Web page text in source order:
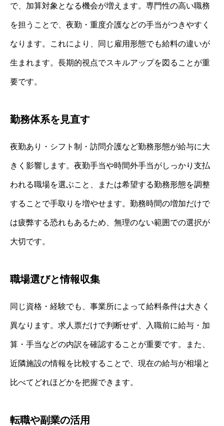
で、加算対象となる機会が増えます。専門性の高い職務
を担うことで、夜勤・重度介護などの手当がつきやすく
なります。これにより、同じ雇用形態でも給料の違いが
生まれます。長期的視点でスキルアップを図ることが重
要です。
勤務体系を見直す
夜勤あり・シフト制・訪問介護など勤務形態が給与に大
きく影響します。夜勤手当や時間外手当がしっかり支払
われる職場を選ぶこと、または希望する勤務形態を調整
することで手取りを増やせます。勤務時間の増加だけで
は疲弊する恐れもあるため、無理のない範囲での選択が
大切です。
職場選びと情報収集
同じ資格・経験でも、事業所によって給料条件は大きく
異なります。求人票だけで判断せず、入職前に給与・加
算・手当などの内訳を確認することが重要です。また、
近隣施設の情報を比較することで、現在の給与が相場と
比べてどれほどかを把握できます。
転職や副業の活用